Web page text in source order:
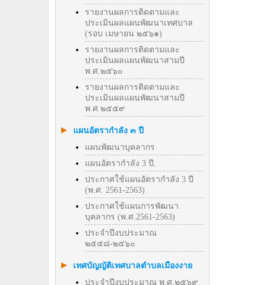
รายงานผลการติดตามและ
ประเมินผลแผนพัฒนาเทศบาล
(รอบ เมษายน ๒๕๖๑)
รายงานผลการติดตามและ
ประเมินผลแผนพัฒนาสามปี
พ.ศ.๒๕๖๐
รายงานผลการติดตามและ
ประเมินผลแผนพัฒนาสามปี
พ.ศ.๒๕๕๙
แผนอัตรากำลัง ๓ ปี
แผนพัฒนาบุคลากร
แผนอัตรากำลัง 3 ปี.
ประกาศใช้แผนอัตรากำลัง 3 ปี
(พ.ศ. 2561-2563)
ประกาศใช้แผนการพัฒนา
บุคลากร (พ.ศ.2561-2563)
ประจำปีงบประมาณ
๒๕๕๘-๒๕๖๐
เทศบัญญัติเทศบาลตำบลเมืองงาย
ประจำปีงบประมาณ พ.ศ.๒๕๖๙